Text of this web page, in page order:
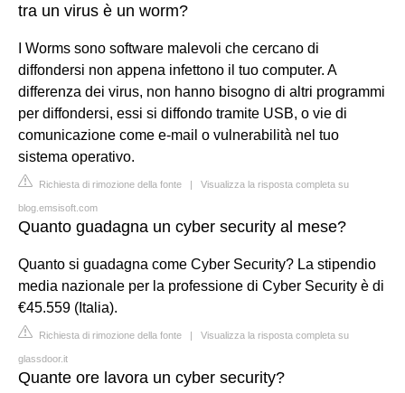
tra un virus è un worm?
I Worms sono software malevoli che cercano di
diffondersi non appena infettono il tuo computer. A
differenza dei virus, non hanno bisogno di altri programmi
per diffondersi, essi si diffondo tramite USB, o vie di
comunicazione come e-mail o vulnerabilità nel tuo
sistema operativo.
Richiesta di rimozione della fonte | Visualizza la risposta completa su
blog.emsisoft.com
Quanto guadagna un cyber security al mese?
Quanto si guadagna come Cyber Security? La stipendio
media nazionale per la professione di Cyber Security è di
€45.559 (Italia).
Richiesta di rimozione della fonte | Visualizza la risposta completa su
glassdoor.it
Quante ore lavora un cyber security?